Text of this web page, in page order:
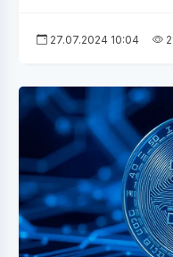
27.07.2024 10:04